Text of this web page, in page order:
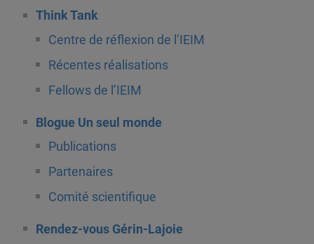
Think Tank
Centre de réflexion de l’IEIM
Récentes réalisations
Fellows de l’IEIM
Blogue Un seul monde
Publications
Partenaires
Comité scientifique
Rendez-vous Gérin-Lajoie